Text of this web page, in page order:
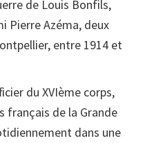
de Louis Bonfils,
Pierre Azéma, deux
entre 1914 et
du XVIème corps,
français de la Grande
dans une